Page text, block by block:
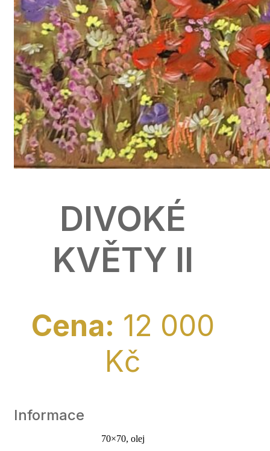
DIVOKÉ
KVĚTY II
Cena: 12 000
Kč
Informace
70×70, olej